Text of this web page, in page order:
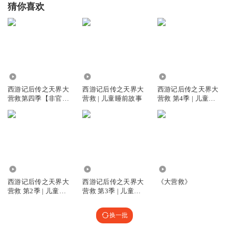
👍👍👍👍👍👍👍👍👍👍👍🤛🤛👍👍👍👍👍👍👍👍👍👍👍👍👍
👍👍👍👍👍👍👍👍👍👍👍👍👍👍👍👍👍👍👍👍👍👍👍👍👍👍
👍👍👍👍👍👍👍👍👍👍👍👍👍👍👍👍👍👍👍👍👍👍👍👍👍👍
139908兰兰回复 @听友476245026: 😊😊😊😊😊😊😊😊😊😊😊😊
😊😊😊😊😊😊😊😊😊😊😊😊😊😊😊😊😊😊😊😊😊😊😊😊😊😊😊
😊😊😊😊😊😊😊😊😊😊😊😊😊😊😊😊😊😊😊😊😊😊😔😊😊😊😊
x灰原哀
回复 2026-07-18
回复 @ x灰原哀:
猜你喜欢
西游记后传之天界大
营救第四季【非官
西游记后传之天界大
营救 | 儿童睡前故事
西游记后传之天界大
营救 第4季 | 儿童睡
西游记后传之天界大
营救 第2季 | 儿童睡
西游记后传之天界大
营救 第3季 | 儿童睡
《大营救》
换一批